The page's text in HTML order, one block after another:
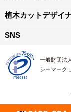
植木カットデザイ
SNS
一般財団法
シーマーク